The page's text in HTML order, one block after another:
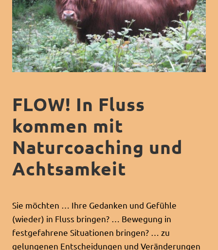
FLOW! In Fluss
kommen mit
Naturcoaching und
Achtsamkeit
Sie möchten … Ihre Gedanken und Gefühle
(wieder) in Fluss bringen? … Bewegung in
festgefahrene Situationen bringen? … zu
gelungenen Entscheidungen und Veränderungen